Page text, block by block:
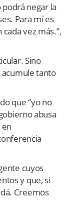
negar la
Para mí es
vez más.”,
Sino
tanto
que “yo no
abusa
cuyos
y que, si
Creemos